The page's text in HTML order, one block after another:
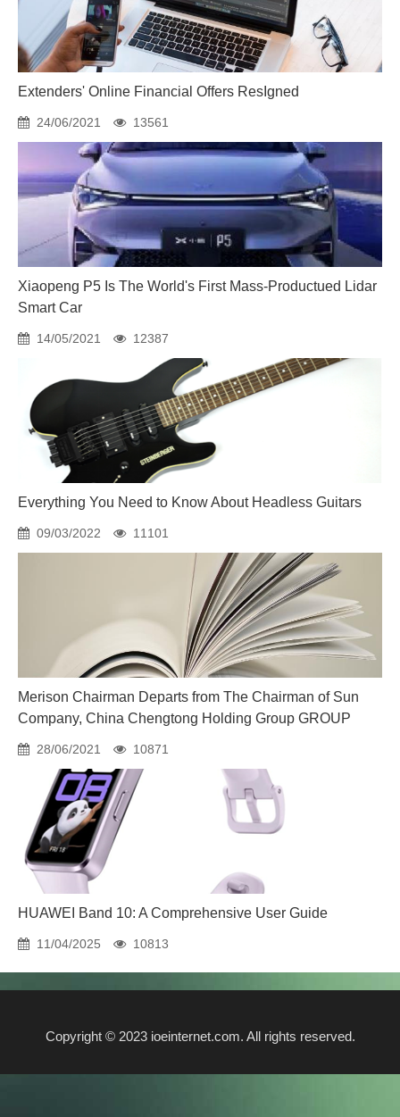
Extenders' Online Financial Offers ResIgned
24/06/2021 13561
Xiaopeng P5 Is The World's First Mass-Productued Lidar
Smart Car
14/05/2021 12387
Everything You Need to Know About Headless Guitars
09/03/2022 11101
Merison Chairman Departs from The Chairman of Sun
Company, China Chengtong Holding Group GROUP
28/06/2021 10871
HUAWEI Band 10: A Comprehensive User Guide
11/04/2025 10813
Copyright © 2023 ioeinternet.com. All rights reserved.